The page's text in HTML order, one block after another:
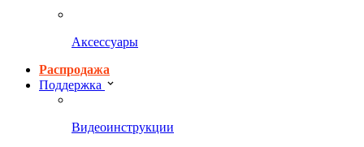
Аксессуары
Распродажа
Поддержка
Видеоинструкции